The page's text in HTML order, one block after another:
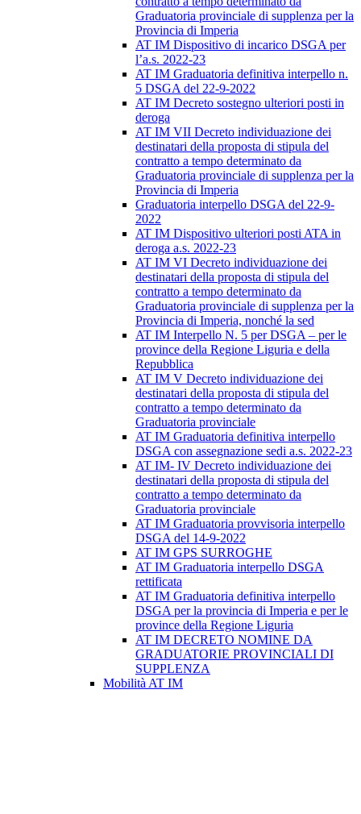
Graduatoria provinciale di supplenza per la
Provincia di Imperia
AT IM Dispositivo di incarico DSGA per
l’a.s. 2022-23
AT IM Graduatoria definitiva interpello n.
5 DSGA del 22-9-2022
AT IM Decreto sostegno ulteriori posti in
deroga
AT IM VII Decreto individuazione dei
destinatari della proposta di stipula del
contratto a tempo determinato da
Graduatoria provinciale di supplenza per la
Provincia di Imperia
Graduatoria interpello DSGA del 22-9-
2022
AT IM Dispositivo ulteriori posti ATA in
deroga a.s. 2022-23
AT IM VI Decreto individuazione dei
destinatari della proposta di stipula del
contratto a tempo determinato da
Graduatoria provinciale di supplenza per la
Provincia di Imperia, nonché la sed
AT IM Interpello N. 5 per DSGA – per le
province della Regione Liguria e della
Repubblica
AT IM V Decreto individuazione dei
destinatari della proposta di stipula del
contratto a tempo determinato da
Graduatoria provinciale
AT IM Graduatoria definitiva interpello
DSGA con assegnazione sedi a.s. 2022-23
AT IM- IV Decreto individuazione dei
destinatari della proposta di stipula del
contratto a tempo determinato da
Graduatoria provinciale
AT IM Graduatoria provvisoria interpello
DSGA del 14-9-2022
AT IM GPS SURROGHE
AT IM Graduatoria interpello DSGA
rettificata
AT IM Graduatoria definitiva interpello
DSGA per la provincia di Imperia e per le
province della Regione Liguria
AT IM DECRETO NOMINE DA
GRADUATORIE PROVINCIALI DI
SUPPLENZA
Mobilità AT IM